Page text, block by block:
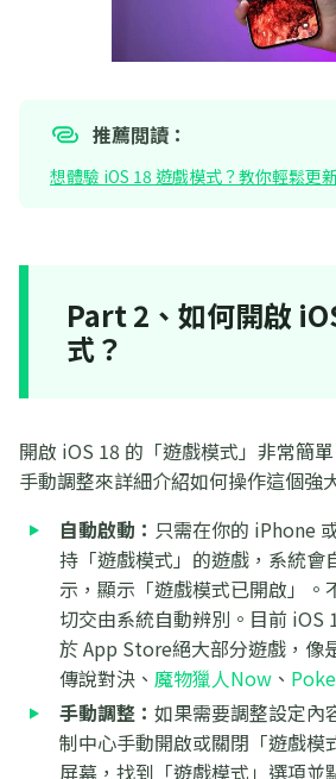
推薦閲讀：
想體驗 iOS 18 遊戲模式？教你輕鬆更
Part 2、如何開啟
式？
開啟 iOS 18 的「遊戲模式」非常簡
手動調整來詳細介紹如何操作這個強
自動啟動： 只需在你的 iPhone
持「遊戲模式」的遊戲，系統會
示，顯示「遊戲模式已開啟」。
切交由系統自動辨別。目前 iOS
於 App Store絕大部分遊戲，像
傳說對決、 魔物獵人Now 、
手動調整： 如果需要調整設定內
制中心手動開啟或關閉「遊戲模
屏幕，找到「遊戲模式」選項並